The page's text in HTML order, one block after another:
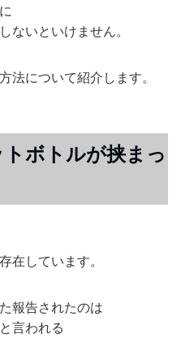
ないといけません。
法について紹介します。
ボトルが挟まっ
在しています。
報告されたのは
言われる